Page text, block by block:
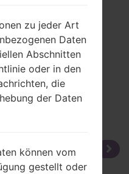
zu jeder Art
Daten
Abschnitten
oder in den
die
der Daten
können vom
gestellt oder